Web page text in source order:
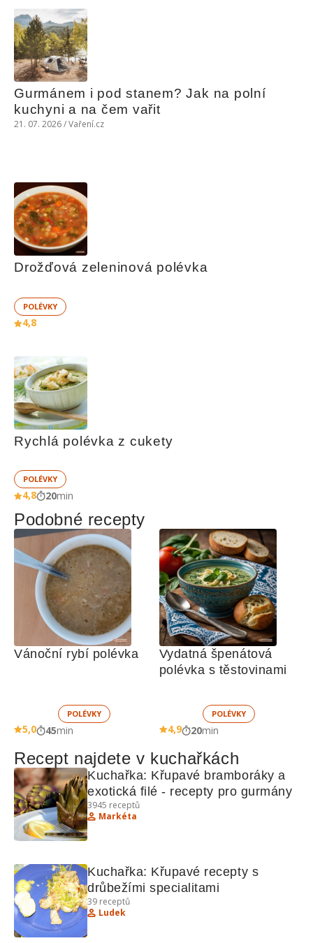
Gurmánem i pod stanem? Jak na polní
kuchyni a na čem vařit
21. 07. 2026 / Vaření.cz
Drožďová zeleninová polévka
POLÉVKY
4,8
Rychlá polévka z cukety
POLÉVKY
4,8 20min
Podobné recepty
Vánoční rybí polévka
POLÉVKY
5,0 45min
Vydatná špenátová
POLÉVKY
4,9 20min
Recept najdete v kuchařkách
Kuchařka: Křupavé bramboráky a
exotická filé - recepty pro gurmány
3945 receptů
Markéta
Kuchařka: Křupavé recepty s
drůbežími specialitami
39 receptů
Ludek